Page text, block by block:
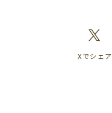
Xでシェア